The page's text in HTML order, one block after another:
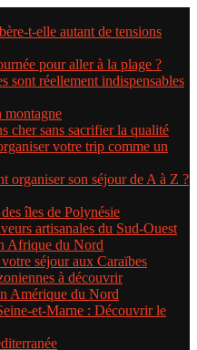
t-elle autant de tensions
pour aller à la plage ?
sont réellement indispensables
montagne
cher sans sacrifier la qualité
votre trip comme un
organiser son séjour de A à Z ?
îles de Polynésie
artisanales du Sud-Ouest
Afrique du Nord
séjour aux Caraïbes
à découvrir
Amérique du Nord
et-Marne : Découvrir le